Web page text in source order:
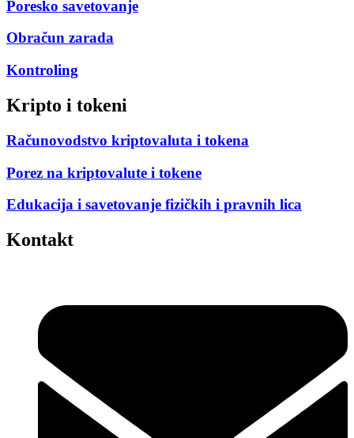
Poresko savetovanje
Obračun zarada
Kontroling
Kripto i tokeni
Računovodstvo kriptovaluta i tokena
Porez na kriptovalute i tokene
Edukacija i savetovanje fizičkih i pravnih lica
Kontakt